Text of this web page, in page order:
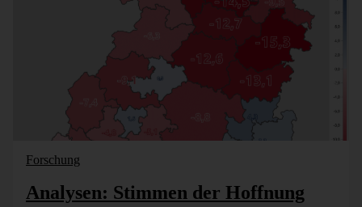
Forschung
Analysen: Stimmen der Hoffnung